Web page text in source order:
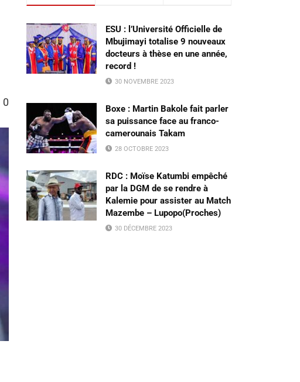
0
ESU : l’Université Officielle de
Mbujimayi totalise 9 nouveaux
docteurs à thèse en une année,
record !
30 NOVEMBRE 2023
Boxe : Martin Bakole fait parler
sa puissance face au franco-
camerounais Takam
28 OCTOBRE 2023
RDC : Moïse Katumbi empêché
par la DGM de se rendre à
Kalemie pour assister au Match
Mazembe – Lupopo(Proches)
30 DÉCEMBRE 2023